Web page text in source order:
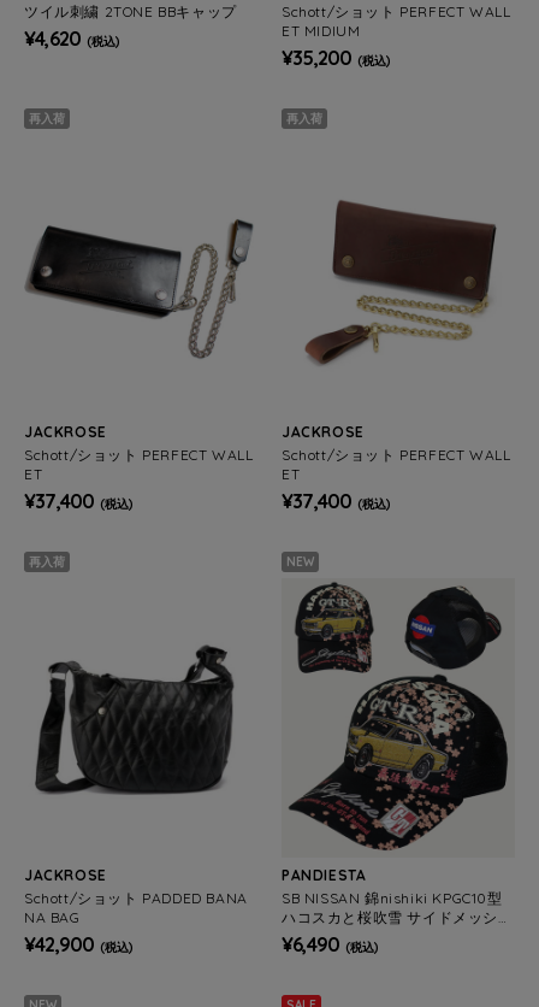
ツイル刺繍 2TONE BBキャップ
¥4,620 (税込)
Schott/ショット PERFECT WALL
ET MIDIUM
¥35,200 (税込)
再入荷
JACKROSE
Schott/ショット PERFECT WALL
ET
¥37,400 (税込)
再入荷
JACKROSE
Schott/ショット PERFECT WALL
ET
¥37,400 (税込)
再入荷
JACKROSE
Schott/ショット PADDED BANA
NA BAG
¥42,900 (税込)
NEW
PANDIESTA
SB NISSAN 錦nishiki KPGC10型
ハコスカと桜吹雪 サイドメッシュ
キャップ(526861 MENS/WOMEN
S)
¥6,490 (税込)